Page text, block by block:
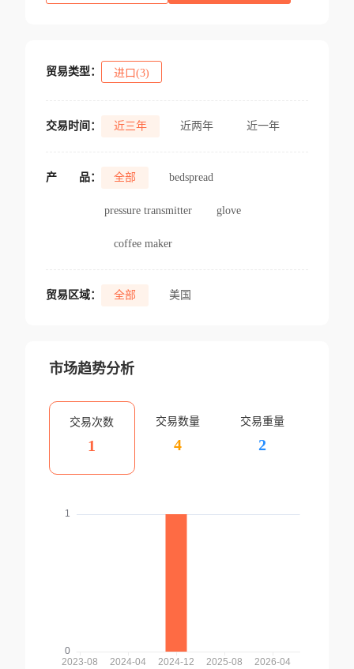
贸易类型： 进口(3)
交易时间： 近三年 近两年 近一年
产 品： 全部 bedspread
pressure transmitter glove
coffee maker
贸易区域： 全部 美国
市场趋势分析
交易次数
1
交易数量
4
交易重量
2